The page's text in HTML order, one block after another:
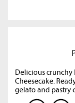
Delicious
Cheesecake.
gelato and pastry